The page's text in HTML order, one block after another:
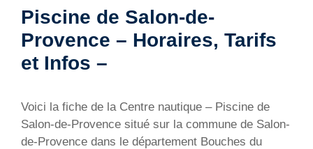
Piscine de Salon-de-
Provence – Horaires, Tarifs
et Infos –
Voici la fiche de la Centre nautique – Piscine de
Salon-de-Provence situé sur la commune de Salon-
de-Provence dans le département Bouches du